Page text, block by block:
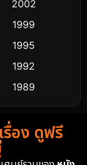
2002
1999
1995
1992
1989
1985
1981
รื่อง ดูฟรี